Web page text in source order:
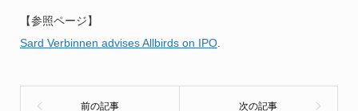
【参照ページ】
Sard Verbinnen advises Allbirds on IPO.